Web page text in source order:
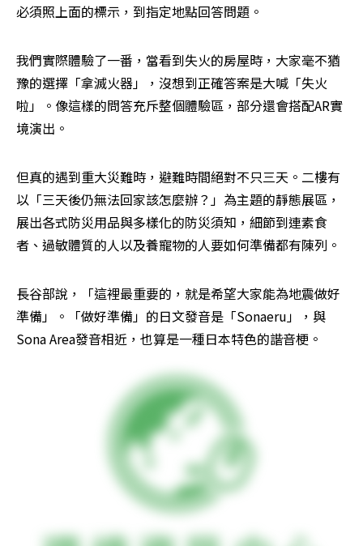
必須照上面的標示，到指定地點回答問題。
我們實際體驗了一番，當看到失火的房屋時，大家毫不猶
豫的選擇「拿滅火器」，沒想到正確答案是大喊「失火
啦」。像這樣的問答充斥整個體驗區，部分還會搭配AR實
境演出。
但真的遇到重大災難時，避難時間絕對不只三天。二樓有
以「三天後仍無法回家該怎麼辦？」為主題的靜態展區，
展出各式防災用品與多樣化的防災須知，細節到連素食
者、過敏體質的人以及養寵物的人要如何準備都有陳列。
長谷部說，「這裡最重要的，就是希望大家能為地震做好
準備」。「做好準備」的日文發音是「Sonaeru」，與
Sona Area發音相近，也算是一種日本特色的諧音梗。